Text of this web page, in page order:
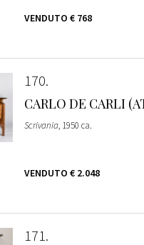
VENDUTO € 768
170
CARLO DE CARLI
Scrivania, 1950 ca.
VENDUTO € 2.048
171